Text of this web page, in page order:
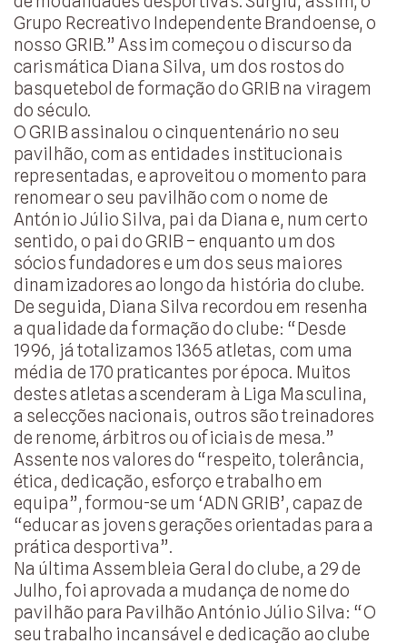
Grupo Recreativo Independente Brandoense, o
nosso GRIB.” Assim começou o discurso da
carismática Diana Silva, um dos rostos do
basquetebol de formação do GRIB na viragem
do século.
O GRIB assinalou o cinquentenário no seu
pavilhão, com as entidades institucionais
representadas, e aproveitou o momento para
renomear o seu pavilhão com o nome de
António Júlio Silva, pai da Diana e, num certo
sentido, o pai do GRIB – enquanto um dos
sócios fundadores e um dos seus maiores
dinamizadores ao longo da história do clube.
De seguida, Diana Silva recordou em resenha
a qualidade da formação do clube: “Desde
1996, já totalizamos 1365 atletas, com uma
média de 170 praticantes por época. Muitos
destes atletas ascenderam à Liga Masculina,
a selecções nacionais, outros são treinadores
de renome, árbitros ou oficiais de mesa.”
Assente nos valores do “respeito, tolerância,
ética, dedicação, esforço e trabalho em
equipa”, formou-se um ‘ADN GRIB’, capaz de
“educar as jovens gerações orientadas para a
prática desportiva”.
Na última Assembleia Geral do clube, a 29 de
Julho, foi aprovada a mudança de nome do
pavilhão para Pavilhão António Júlio Silva: “O
seu trabalho incansável e dedicação ao clube